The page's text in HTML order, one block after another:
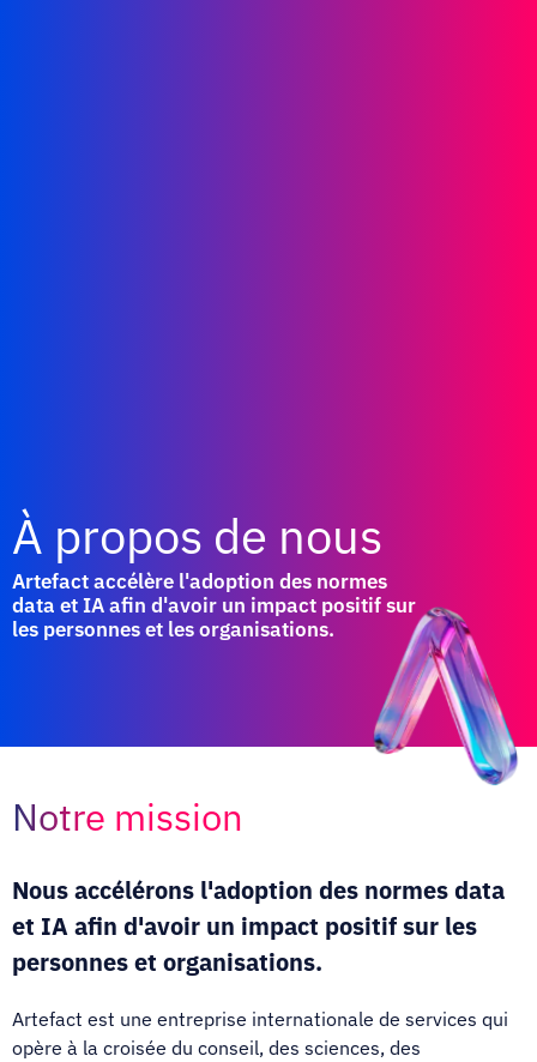
À propos de nous
Artefact accélère l'adoption des normes
data et IA afin d'avoir un impact positif sur
les personnes et les organisations.
Notre mission
Nous accélérons l'adoption des normes data
et IA afin d'avoir un impact positif sur les
personneset organisations.
Artefact est une entreprise internationale de services qui
opère à la croisée du conseil, des sciences, des